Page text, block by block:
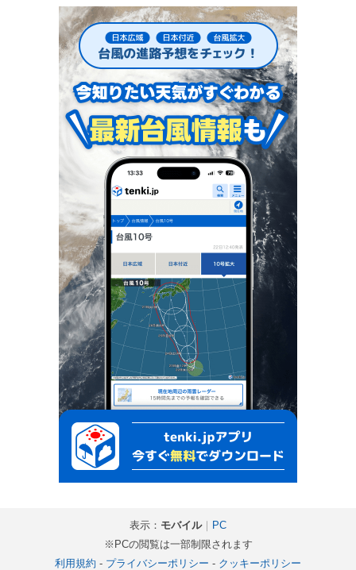
表示： モバイル｜ PC
※PCの閲覧は一部制限されます
利用規約 - プライバシーポリシー - クッキーポリシー